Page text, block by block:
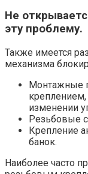
Не
эту проблему.
Также имеется
механизма
Монтажные
изменении
Резьбовые
Крепление
банок.
Наиболее часто